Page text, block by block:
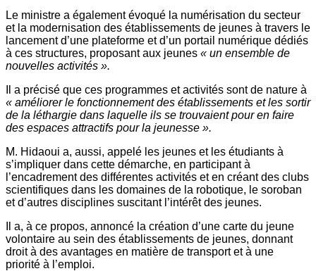
Le ministre a également évoqué la numérisation du secteur
et la modernisation des établissements de jeunes à travers le
lancement d’une plateforme et d’un portail numérique dédiés
à ces structures, proposant aux jeunes « un ensemble de
nouvelles activités ».
Il a précisé que ces programmes et activités sont de nature à
« améliorer le fonctionnement des établissements et les sortir
de la léthargie dans laquelle ils se trouvaient pour en faire
des espaces attractifs pour la jeunesse ».
M. Hidaoui a, aussi, appelé les jeunes et les étudiants à
s’impliquer dans cette démarche, en participant à
l’encadrement des différentes activités et en créant des clubs
scientifiques dans les domaines de la robotique, le soroban
et d’autres disciplines suscitant l’intérêt des jeunes.
Il a, à ce propos, annoncé la création d’une carte du jeune
volontaire au sein des établissements de jeunes, donnant
droit à des avantages en matière de transport et à une
priorité à l’emploi.